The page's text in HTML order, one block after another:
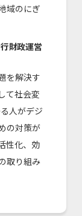
域のにぎ
財政運営
を解決す
て社会変
人がデジ
の対策が
性化、効
取り組み